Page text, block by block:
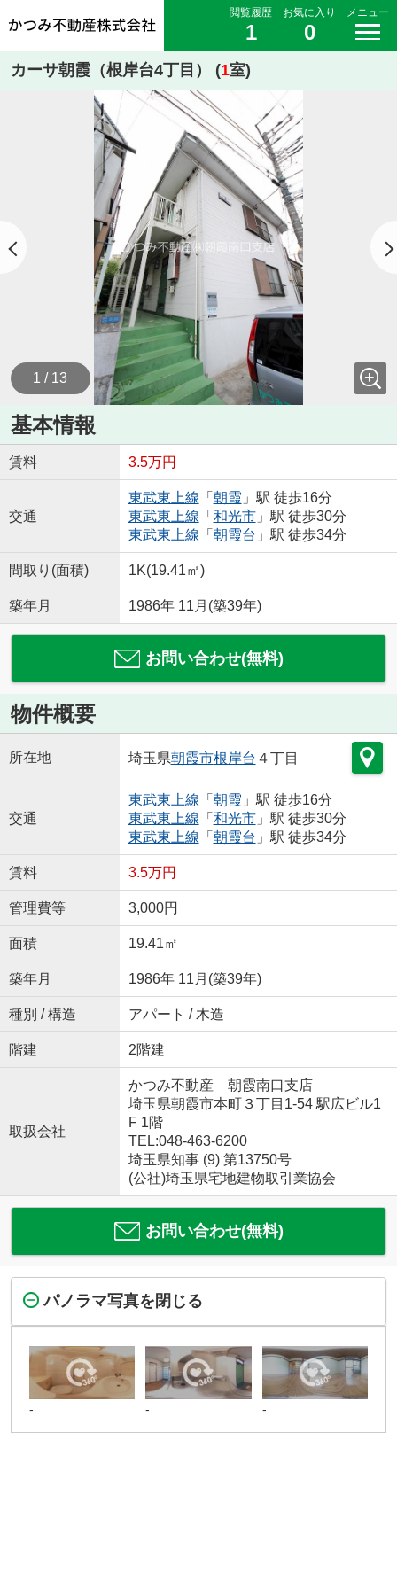
閲覧履歴
1
お気に入り
0
メニュー
カーサ朝霞（根岸台4丁目） (1室)
1 / 13
基本情報
賃料 3.5万円
交通
東武東上線 「 朝霞 」駅 徒歩16分
東武東上線 「 和光市」駅 徒歩30分
東武東上線 「 朝霞台 」駅 徒歩34分
間取り(面積) 1K(19.41㎡)
築年月 1986年 11月(築39年)
お問い合わせ(無料)
物件概要
所在地 埼玉県朝霞市根岸台 ４丁目
交通
東武東上線 「 朝霞 」駅 徒歩16分
東武東上線 「 和光市」駅 徒歩30分
東武東上線 「 朝霞台 」駅 徒歩34分
賃料 3.5万円
管理費等 3,000円
面積 19.41㎡
築年月 1986年 11月(築39年)
種別 / 構造 アパート / 木造
階建 2階建
取扱会社
かつみ不動産 朝霞南口支店
埼玉県朝霞市本町３丁目1-54 駅広ビル1
F 1階
TEL:048-463-6200
埼玉県知事 (9) 第13750号
(公社)埼玉県宅地建物取引業協会
お問い合わせ(無料)
パノラマ写真を閉じる
- - -